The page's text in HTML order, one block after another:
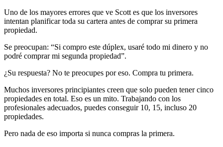
Uno de los mayores errores que ve Scott es que los inversores
intentan planificar toda su cartera antes de comprar su primera
propiedad.
Se preocupan: “Si compro este dúplex, usaré todo mi dinero y no
podré comprar mi segunda propiedad”.
¿Su respuesta? No te preocupes por eso. Compra tu primera.
Muchos inversores principiantes creen que solo pueden tener cinco
propiedades en total. Eso es un mito. Trabajando con los
profesionales adecuados, puedes conseguir 10, 15, incluso 20
propiedades.
Pero nada de eso importa si nunca compras la primera.